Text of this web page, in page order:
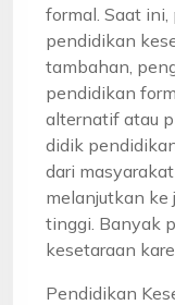
formal. Saat
pendidikan
tambahan,
pendidikan
alternatif atau
didik
dari
melanjutkan
tinggi. Banyak
kesetaraan
Pendidikan